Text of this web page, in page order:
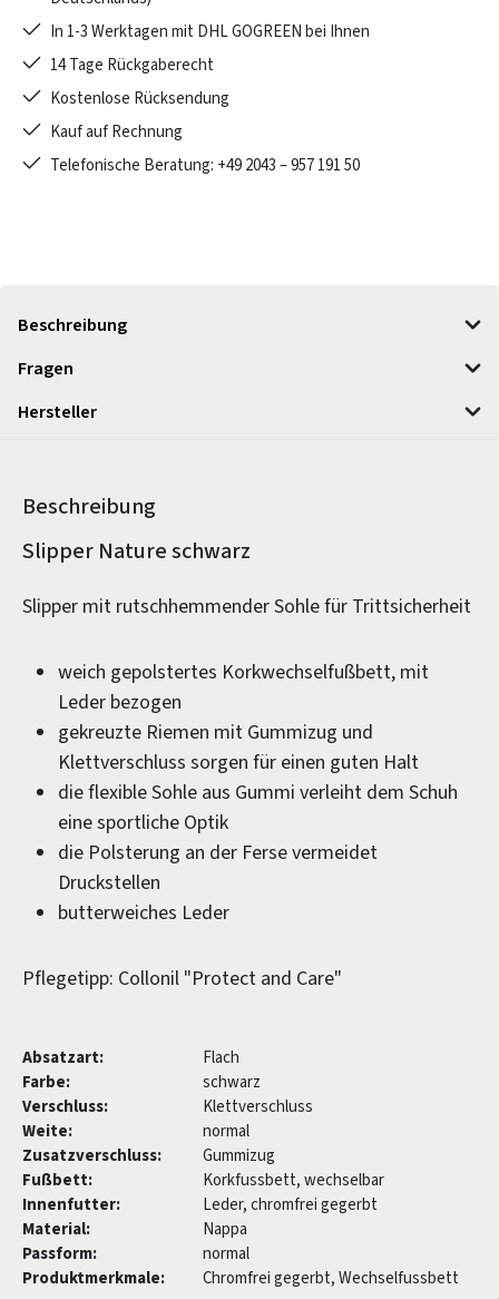
In 1-3 Werktagen mit DHL GOGREEN bei Ihnen
14 Tage Rückgaberecht
Kostenlose Rücksendung
Kauf auf Rechnung
Telefonische Beratung: +49 2043 – 957 191 50
Beschreibung
Fragen
Hersteller
Beschreibung
Produktinformationen
Slipper Nature schwarz
Slipper mit rutschhemmender Sohle für Trittsicherheit
weich gepolstertes Korkwechselfußbett, mit
Leder bezogen
gekreuzte Riemen mit Gummizug und
Klettverschluss sorgen für einen guten Halt
die flexible Sohle aus Gummi verleiht dem Schuh
eine sportliche Optik
die Polsterung an der Ferse vermeidet
Druckstellen
butterweiches Leder
Pflegetipp: Collonil "Protect and Care"
Absatzart:
Flach
Farbe:
schwarz
Verschluss:
Klettverschluss
Weite:
normal
Zusatzverschluss:
Gummizug
Fußbett:
Korkfussbett, wechselbar
Innenfutter:
Leder, chromfrei gegerbt
Material:
Nappa
Passform:
normal
Produktmerkmale:
Chromfrei gegerbt, Wechselfussbett